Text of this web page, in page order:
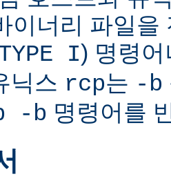
이너리 파일을
I) 명령
닉스 rcp는 -b
-b 명령어를